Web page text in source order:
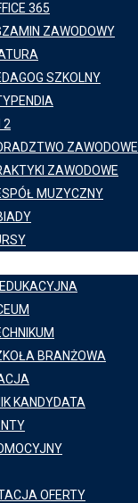
365
ZAWODOWY
SZKOLNY
2
ZAWODOWE
ZAWODOWE
MUZYCZNY
BRANŻOWA
KANDYDATA
OFERTY